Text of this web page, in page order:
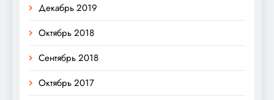
Декабрь 2019
Октябрь 2018
Сентябрь 2018
Октябрь 2017